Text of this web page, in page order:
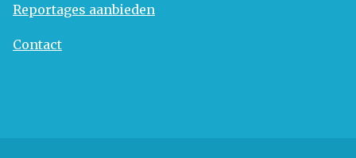
Reportages aanbieden
Contact